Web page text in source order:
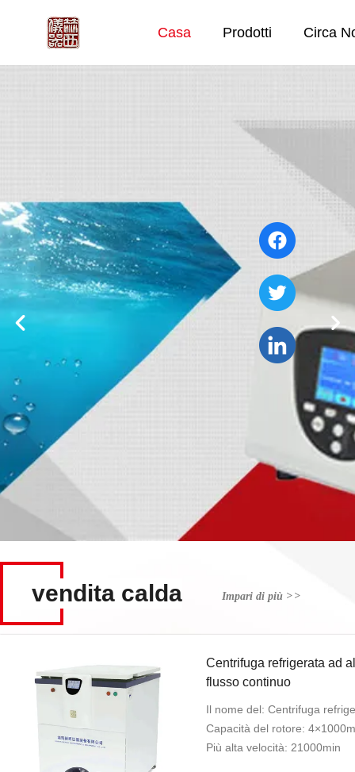
Casa Prodotti Circa
 
vendita calda Impari di più > >
Centrifuga refrigerata ad
flusso continuo
Capacità del rotore:
Più alta velocità: 21000min